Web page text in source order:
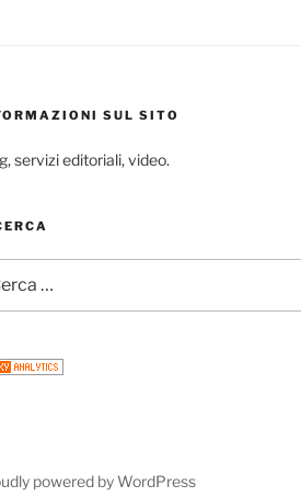
SUL SITO
servizi editoriali, video.
powered by WordPress